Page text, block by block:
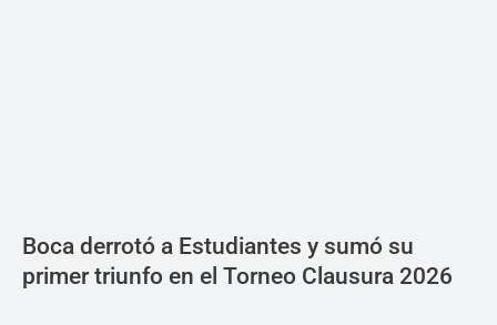
Boca derrotó a Estudiantes y sumó su
primer triunfo en el Torneo Clausura 2026